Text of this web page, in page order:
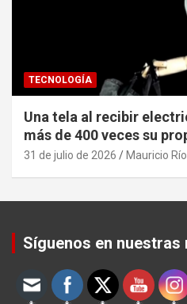
TECNOLOGÍA
Una tela al recibir
más de 400 veces su
31 de julio de 2026 Mauricio
Síguenos en